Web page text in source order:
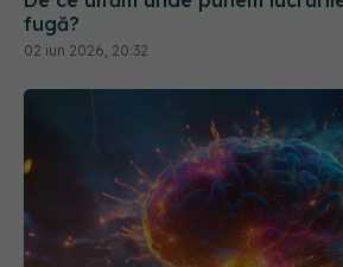
fugă?
02 iun 2026, 20:32